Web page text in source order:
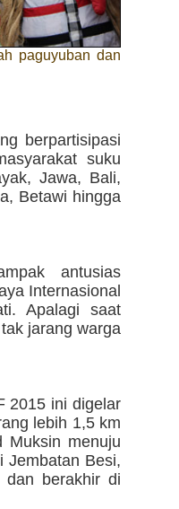
paguyuban dan
berpartisipasi
suku
Jawa, Bali,
Betawi hingga
antusias
Internasional
Apalagi saat
jarang warga
2015 ini digelar
lebih 1,5 km
Muksin menuju
Jembatan Besi,
dan berakhir di